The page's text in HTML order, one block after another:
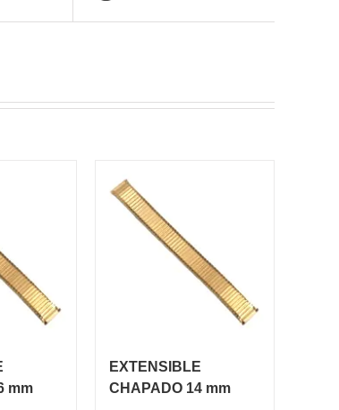
mm
EXTENSIBLE
CHAPADO 14 mm